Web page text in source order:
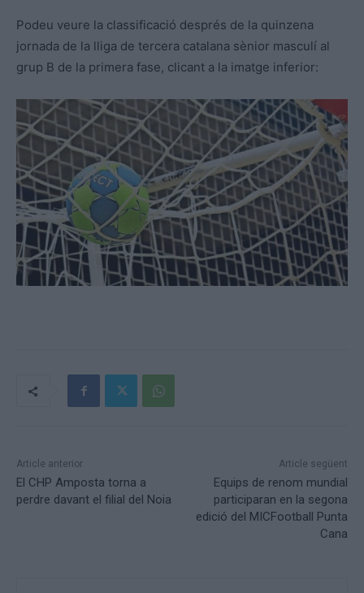
Podeu veure la classificació després de la quinzena
jornada de la lliga de tercera catalana sènior masculí al
grup B de la primera fase, clicant a la imatge inferior:
Article anterior
El CHP Amposta torna a
perdre davant el filial del Noia
Article següent
Equips de renom mundial
participaran en la segona
edició del MICFootball Punta
Cana